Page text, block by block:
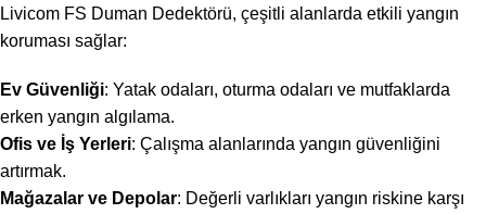
Livicom FS Duman Dedektörü, çeşitli alanlarda etkili yangın
koruması sağlar:
Ev Güvenliği: Yatak odaları, oturma odaları ve mutfaklarda
erken yangın algılama.
Ofis ve İş Yerleri: Çalışma alanlarında yangın güvenliğini
artırmak.
Mağazalar ve Depolar: Değerli varlıkları yangın riskine karşı